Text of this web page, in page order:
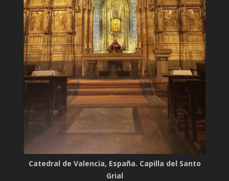
Catedral de Valencia, España. Capilla del Santo
Grial